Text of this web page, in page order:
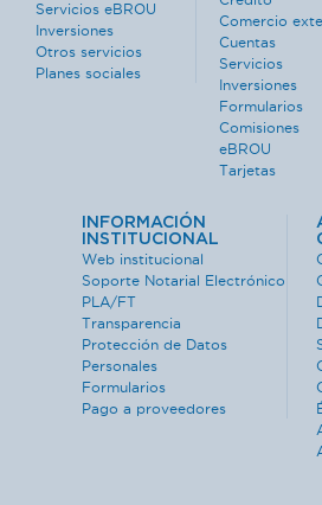
Servicios eBROU
Inversiones
Otros servicios
Planes sociales
Comercio
Cuentas
Servicios
Inversiones
Formularios
Comisiones
eBROU
Tarjetas
INFORMACIÓN
INSTITUCIONAL
Web institucional
Soporte Notarial Electrónico
PLA/FT
Transparencia
Protección de Datos
Personales
Formularios
Pago a proveedores